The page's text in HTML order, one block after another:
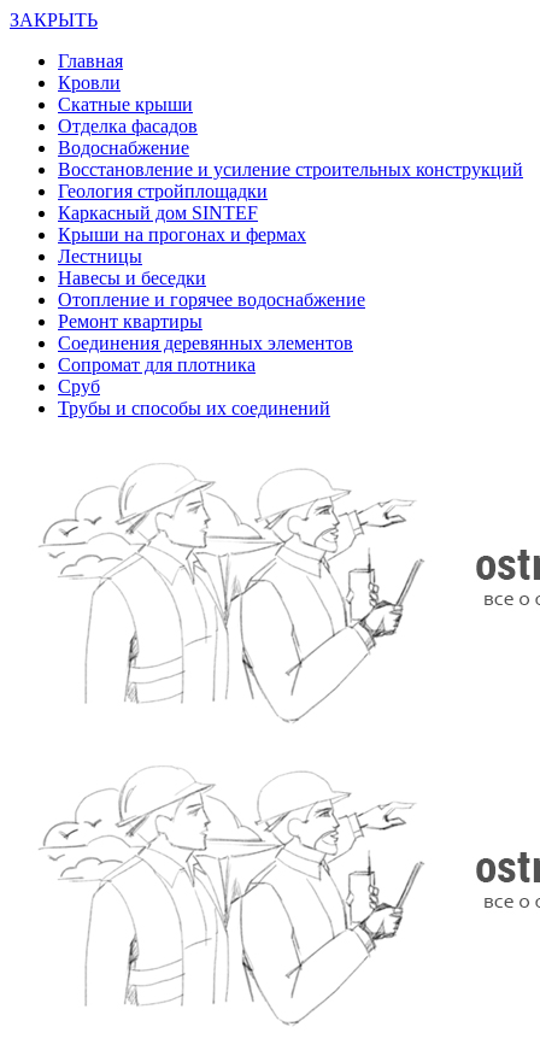
ЗАКРЫТЬ
Главная
Кровли
Скатные крыши
Отделка фасадов
Водоснабжение
Восстановление и усиление строительных конструкций
Геология стройплощадки
Каркасный дом SINTEF
Крыши на прогонах и фермах
Лестницы
Навесы и беседки
Отопление и горячее водоснабжение
Ремонт квартиры
Соединения деревянных элементов
Сопромат для плотника
Сруб
Трубы и способы их соединений